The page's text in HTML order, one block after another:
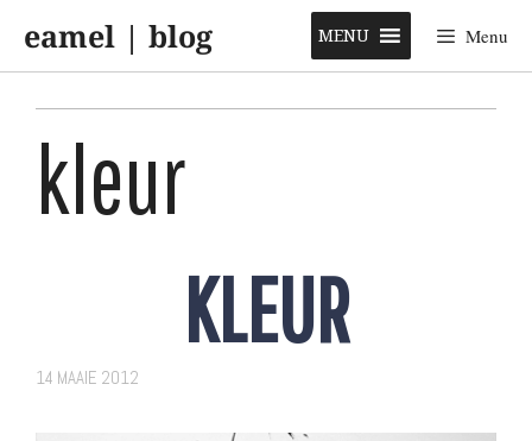
content
eamel | blog Menu
MENU
kleur
KLEUR
14 MAAIE 2012